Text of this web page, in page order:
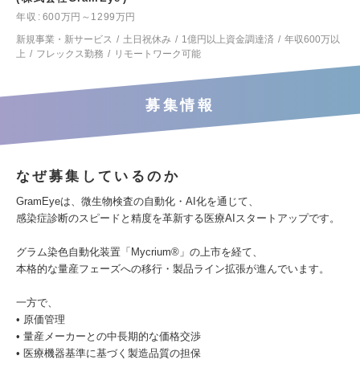
年収
600万円～1299万円
新規事業・新サービス
土日祝休み 1億円以上資金調達済
年収600万以
上
フレックス勤務 リモートワーク可能
募集情報
なぜ募集しているのか
GramEyeは、微生物検査の自動化・AI化を通じて、
感染症診断のスピードと精度を革新する医療AIスタートアップです。
グラム染色自動化装置「Mycrium®」の上市を経て、
本格的な量産フェーズへの移行・製品ライン拡張が進んでいます。
一方で、
• 原価管理
• 量産メーカーとの中長期的な価格交渉
• 医療機器基準に基づく製造品質の担保